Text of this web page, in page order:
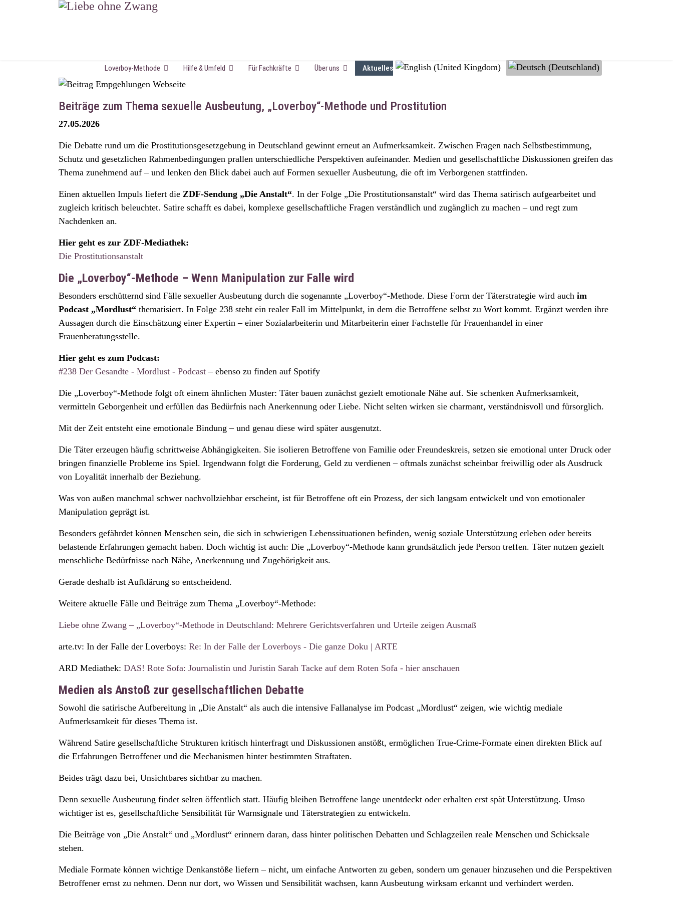
Loverboy-Methode Hilfe & Umfeld Für Fachkräfte Über uns Aktuelles Sprache auswählen
Beiträge zum Thema sexuelle Ausbeutung, „Loverboy“-Methode und Prostitution
27.05.2026
Die Debatte rund um die Prostitutionsgesetzgebung in Deutschland gewinnt erneut an Aufmerksamkeit. Zwischen Fragen nach Selbstbestimmung,
Schutz und gesetzlichen Rahmenbedingungen prallen unterschiedliche Perspektiven aufeinander. Medien und gesellschaftliche Diskussionen greifen das
Thema zunehmend auf – und lenken den Blick dabei auch auf Formen sexueller Ausbeutung, die oft im Verborgenen stattfinden.
Einen aktuellen Impuls liefert die ZDF-Sendung „Die Anstalt“. In der Folge „Die Prostitutionsanstalt“ wird das Thema satirisch aufgearbeitet und
zugleich kritisch beleuchtet. Satire schafft es dabei, komplexe gesellschaftliche Fragen verständlich und zugänglich zu machen – und regt zum
Nachdenken an.
Hier geht es zur ZDF-Mediathek:
Die Prostitutionsanstalt
Die „Loverboy“-Methode – Wenn Manipulation zur Falle wird
Besonders erschütternd sind Fälle sexueller Ausbeutung durch die sogenannte „Loverboy“-Methode. Diese Form der Täterstrategie wird auch im
Podcast „Mordlust“ thematisiert. In Folge 238 steht ein realer Fall im Mittelpunkt, in dem die Betroffene selbst zu Wort kommt. Ergänzt werden ihre
Aussagen durch die Einschätzung einer Expertin – einer Sozialarbeiterin und Mitarbeiterin einer Fachstelle für Frauenhandel in einer
Frauenberatungsstelle.
Hier geht es zum Podcast:
#238 Der Gesandte - Mordlust - Podcast – ebenso zu finden auf Spotify
Die „Loverboy“-Methode folgt oft einem ähnlichen Muster: Täter bauen zunächst gezielt emotionale Nähe auf. Sie schenken Aufmerksamkeit,
vermitteln Geborgenheit und erfüllen das Bedürfnis nach Anerkennung oder Liebe. Nicht selten wirken sie charmant, verständnisvoll und fürsorglich.
Mit der Zeit entsteht eine emotionale Bindung – und genau diese wird später ausgenutzt.
Die Täter erzeugen häufig schrittweise Abhängigkeiten. Sie isolieren Betroffene von Familie oder Freundeskreis, setzen sie emotional unter Druck oder
bringen finanzielle Probleme ins Spiel. Irgendwann folgt die Forderung, Geld zu verdienen – oftmals zunächst scheinbar freiwillig oder als Ausdruck
von Loyalität innerhalb der Beziehung.
Was von außen manchmal schwer nachvollziehbar erscheint, ist für Betroffene oft ein Prozess, der sich langsam entwickelt und von emotionaler
Manipulation geprägt ist.
Besonders gefährdet können Menschen sein, die sich in schwierigen Lebenssituationen befinden, wenig soziale Unterstützung erleben oder bereits
belastende Erfahrungen gemacht haben. Doch wichtig ist auch: Die „Loverboy“-Methode kann grundsätzlich jede Person treffen. Täter nutzen gezielt
menschliche Bedürfnisse nach Nähe, Anerkennung und Zugehörigkeit aus.
Gerade deshalb ist Aufklärung so entscheidend.
Weitere aktuelle Fälle und Beiträge zum Thema „Loverboy“-Methode:
Liebe ohne Zwang – „Loverboy“-Methode in Deutschland: Mehrere Gerichtsverfahren und Urteile zeigen Ausmaß
arte.tv: In der Falle der Loverboys: Re: In der Falle der Loverboys - Die ganze Doku | ARTE
ARD Mediathek: DAS! Rote Sofa: Journalistin und Juristin Sarah Tacke auf dem Roten Sofa - hier anschauen
Medien als Anstoß zur gesellschaftlichen Debatte
Sowohl die satirische Aufbereitung in „Die Anstalt“ als auch die intensive Fallanalyse im Podcast „Mordlust“ zeigen, wie wichtig mediale
Aufmerksamkeit für dieses Thema ist.
Während Satire gesellschaftliche Strukturen kritisch hinterfragt und Diskussionen anstößt, ermöglichen True-Crime-Formate einen direkten Blick auf
die Erfahrungen Betroffener und die Mechanismen hinter bestimmten Straftaten.
Beides trägt dazu bei, Unsichtbares sichtbar zu machen.
Denn sexuelle Ausbeutung findet selten öffentlich statt. Häufig bleiben Betroffene lange unentdeckt oder erhalten erst spät Unterstützung. Umso
wichtiger ist es, gesellschaftliche Sensibilität für Warnsignale und Täterstrategien zu entwickeln.
Die Beiträge von „Die Anstalt“ und „Mordlust“ erinnern daran, dass hinter politischen Debatten und Schlagzeilen reale Menschen und Schicksale
stehen.
Mediale Formate können wichtige Denkanstöße liefern – nicht, um einfache Antworten zu geben, sondern um genauer hinzusehen und die Perspektiven
Betroffener ernst zu nehmen. Denn nur dort, wo Wissen und Sensibilität wachsen, kann Ausbeutung wirksam erkannt und verhindert werden.